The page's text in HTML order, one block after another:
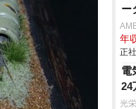
ー
年
正
電
24
光